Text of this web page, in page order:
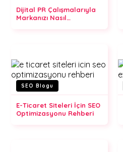
Dijital PR Çalışmalarıyla
Markanızı Nasıl
SEO Blogu
E-Ticaret Siteleri İçin SEO
Optimizasyonu Rehberi